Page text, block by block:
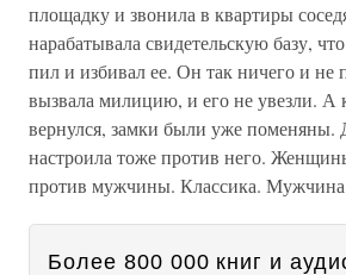
площадку и звонила в квартиры
нарабатывала свидетельскую базу,
пил и избивал ее. Он так ничего и не
вызвала милицию, и его не увезли. А
вернулся, замки были уже
настроила тоже против него.
против мужчины. Классика. Мужчина
Более 800 000 книг и